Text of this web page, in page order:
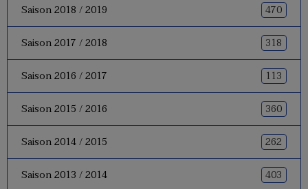
Saison 2018 / 2019 470
Saison 2017 / 2018 318
Saison 2016 / 2017 113
Saison 2015 / 2016 360
Saison 2014 / 2015 262
Saison 2013 / 2014 403